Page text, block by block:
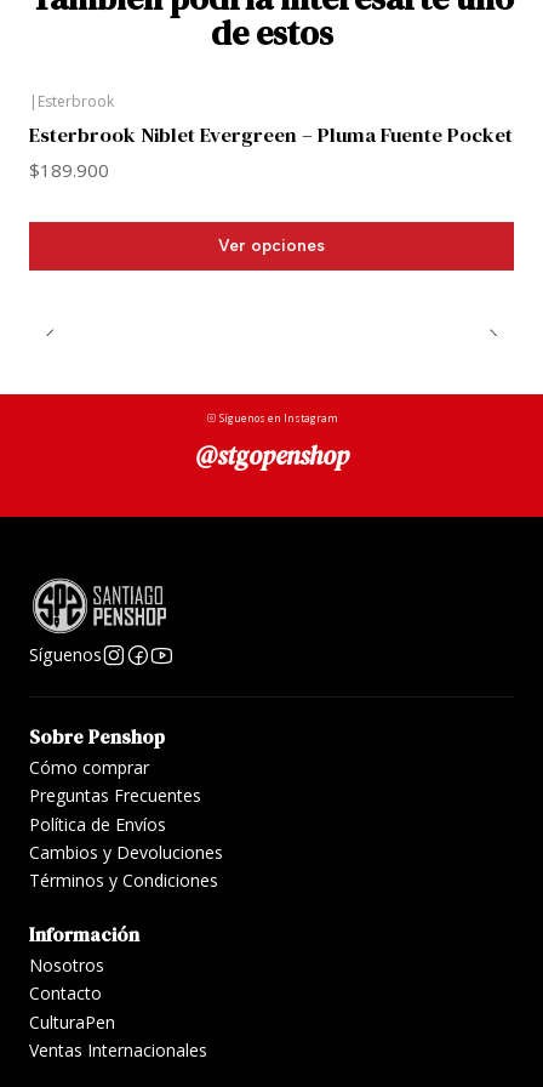
de estos
| Esterbrook
Esterbrook Niblet Evergreen – Pluma Fuente Pocket
$189.900
Ver opciones
Síguenos en Instagram
@stgopenshop
Síguenos
Sobre Penshop
Cómo comprar
Preguntas Frecuentes
Política de Envíos
Cambios y Devoluciones
Términos y Condiciones
Información
Nosotros
Contacto
CulturaPen
Ventas Internacionales